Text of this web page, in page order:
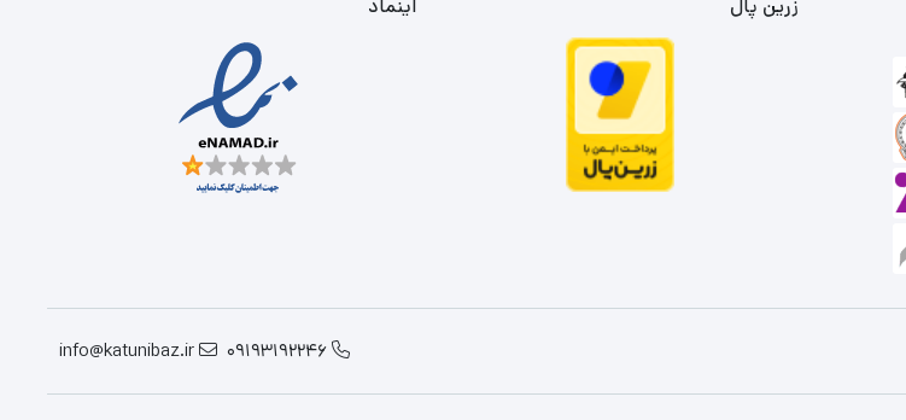
زرین پال اینماد
09193192246
info@katunibaz.ir